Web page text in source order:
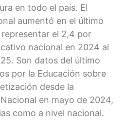
en todo el país. El
aumentó en el último
el 2,4 por
nacional en 2024 al
Son datos del último
por la Educación sobre
desde la
en mayo de 2024,
como a nivel nacional.